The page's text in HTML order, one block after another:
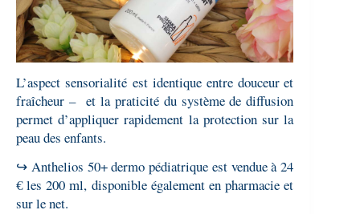
L’aspect sensorialité est identique entre douceur et
fraîcheur – et la praticité du système de diffusion
permet d’appliquer rapidement la protection sur la
peau des enfants.
↪ Anthelios 50+ dermo pédiatrique est vendue à 24
€ les 200 ml, disponible également en pharmacie et
sur le net.